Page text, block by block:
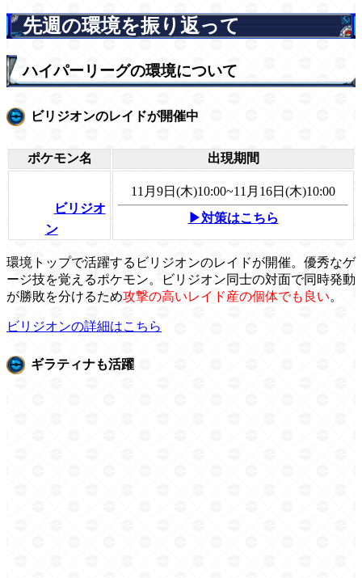
先週の環境を振り返って
ハイパーリーグの環境について
ビリジオンのレイドが開催中
ポケモン名 出現期間
ビリジオ
ン
11月9日(木)10:00~11月16日(木)10:00
▶対策はこちら
環境トップで活躍するビリジオンのレイドが開催。優秀なゲ
ージ技を覚えるポケモン。ビリジオン同士の対面で同時発動
が勝敗を分けるため攻撃の高いレイド産の個体でも良い。
ビリジオンの詳細はこちら
ギラティナも活躍